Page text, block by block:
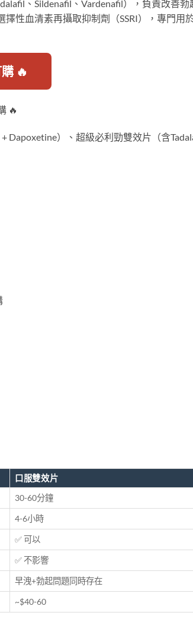
、Sildenafil、Vardenafil），負責改善勃
性血清素再攝取抑制劑（SSRI），專門用
🔥
🔥
Dapoxetine）、超級必利勁雙效片（含
口服雙效片
30-60分鐘
4-6小時
✅ 可以
✅ 不影響
早洩+勃起問題同時存在
~$40-60